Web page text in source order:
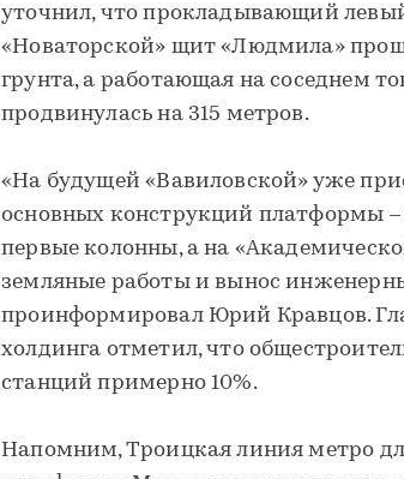
уточнил, что прокладывающий
«Новаторской» щит «Людмила»
грунта, а работающая на соседнем
продвинулась на 315 метров.
«На будущей «Вавиловской» уже
основных конструкций платформы –
первые колонны, а на
земляные работы и вынос
проинформировал Юрий Кравцов.
холдинга отметил, что
станций примерно 10%.
Напомним, Троицкая линия метро